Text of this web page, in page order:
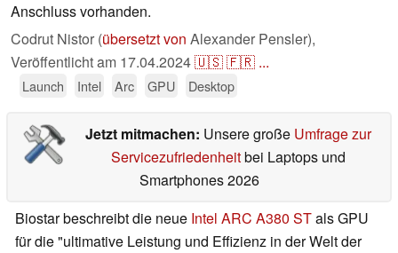
Anschluss vorhanden.
Codrut Nistor (übersetzt von Alexander Pensler),
Veröffentlicht am 17.04.2024🇺🇸🇫🇷 ...
Launch Intel Arc GPU Desktop
Jetzt mitmachen: Unsere große Umfrage zur
Servicezufriedenheitbei Laptops und
Smartphones 2026
Biostar beschreibt die neue Intel ARC A380 STals GPU
für die "ultimative Leistung und Effizienz in der Welt der